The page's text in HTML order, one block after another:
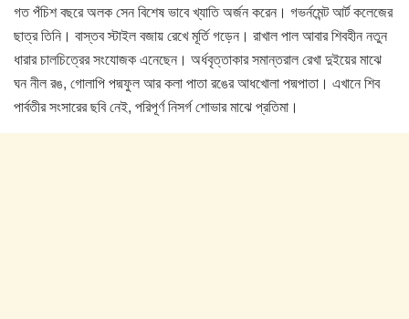
গত পঁচিশ বছরে অলক সেন বিশেষ ভাবে খ্যাতি অর্জন করেন। গভর্নমেন্ট আর্ট কলেজের
ছাত্র তিনি। বাস্তব স্টাইল বজায় রেখে মূর্তি গড়েন। রাখাল পাল আবার শিবহীন নতুন
ধারার চালচিত্রের সংযোজক এনেছেন। অর্ধবৃত্তাকার সমান্তরাল রেখা দুইয়ের মাঝে
ঘন নীল রঙ, গোলাপি পদ্মফুল আর কলা পাতা রঙের আধখোলা পদ্মপাতা। এখানে শিব
পার্বতীর সংসারের ছবি নেই, পরিপূর্ণ নিসর্গ শোভার মাঝে প্রতিমা।